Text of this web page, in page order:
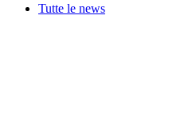
Tutte le news